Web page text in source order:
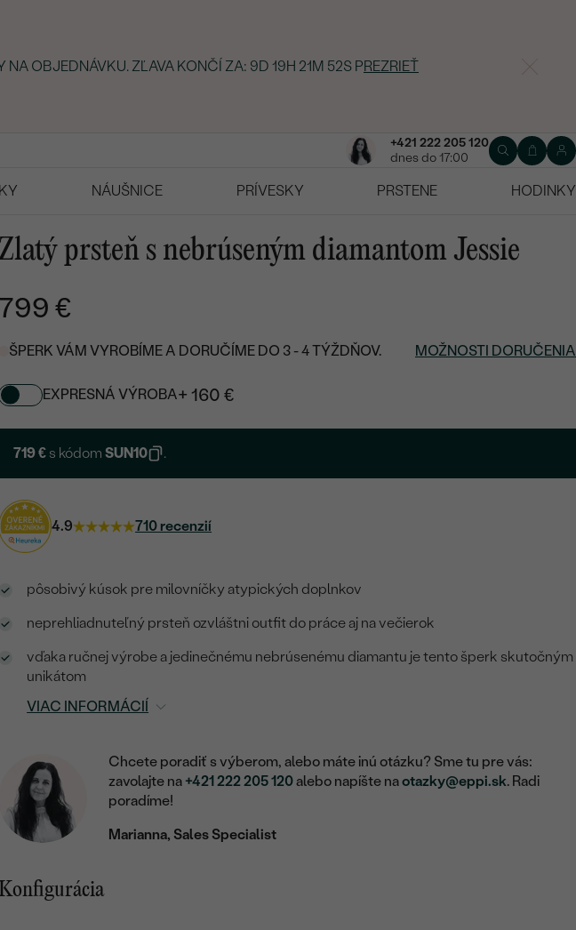
NA OBJEDNÁVKU. ZĽAVA KONČÍ ZA:9D 19H 21M 51SPREZRIEŤ
+421 222 205 120
dnes do 17:00
NÁUŠNICE PRÍVESKY PRSTENE
HODINKY
Zlatý prsteň s nebrúseným diamantom Jessie
799 €
ŠPERK VÁM VYROBÍME A DORUČÍME DO 3 - 4 TÝŽDŇOV. MOŽNOSTI DORUČENIA
EXPRESNÁ VÝROBA+ 160 €
719 € s kódomSUN10 .
4.9 710 recenzií
pôsobivý kúsok pre milovníčky atypických doplnkov
neprehliadnuteľný prsteň ozvláštni outfit do práce aj na večierok
vďaka ručnej výrobe a jedinečnému nebrúsenému diamantu je tento šperk skutočným
unikátom
VIAC INFORMÁCIÍ
Chcete poradiť s výberom, alebo máte inú otázku? Sme tu pre vás:
zavolajte na +421 222 205 120alebo napíšte naotazky@eppi.sk. Radi
poradíme!
Marianna, Sales Specialist